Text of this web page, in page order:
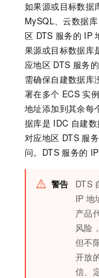
如果源或目标数据
MySQL 、云数据库
区 DTS 服务的 IP
果源或目标数据库
应地区 DTS 服务的
需确保自建数据库
署在多个 ECS 实
地址添加到其余每
据库是 IDC 自建
对应地区 DTS 服
问。DTS 服务的 IP
警告 DTS
IP 地
产品
风险
但不
开放
信、